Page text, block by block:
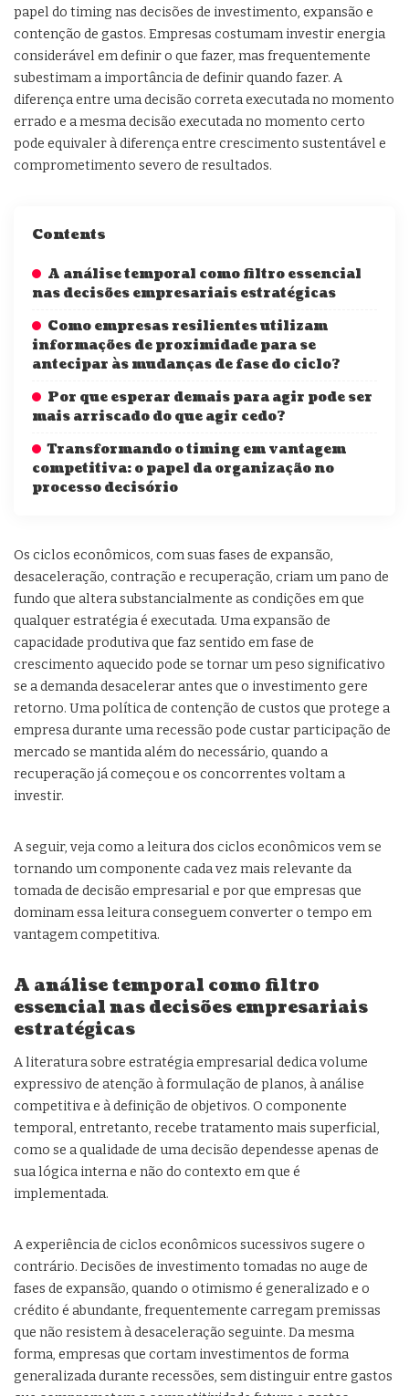
papel do timing nas decisões de investimento, expansão e
contenção de gastos. Empresas costumam investir energia
considerável em definir o que fazer, mas frequentemente
subestimam a importância de definir quando fazer. A
diferença entre uma decisão correta executada no momento
errado e a mesma decisão executada no momento certo
pode equivaler à diferença entre crescimento sustentável e
comprometimento severo de resultados.
Contents
A análise temporal como filtro essencial
nas decisões empresariais estratégicas
Como empresas resilientes utilizam
informações de proximidade para se
antecipar às mudanças de fase do ciclo?
Por que esperar demais para agir pode ser
mais arriscado do que agir cedo?
Transformando o timing em vantagem
competitiva: o papel da organização no
processo decisório
Os ciclos econômicos, com suas fases de expansão,
desaceleração, contração e recuperação, criam um pano de
fundo que altera substancialmente as condições em que
qualquer estratégia é executada. Uma expansão de
capacidade produtiva que faz sentido em fase de
crescimento aquecido pode se tornar um peso significativo
se a demanda desacelerar antes que o investimento gere
retorno. Uma política de contenção de custos que protege a
empresa durante uma recessão pode custar participação de
mercado se mantida além do necessário, quando a
recuperação já começou e os concorrentes voltam a
investir.
A seguir, veja como a leitura dos ciclos econômicos vem se
tornando um componente cada vez mais relevante da
tomada de decisão empresarial e por que empresas que
dominam essa leitura conseguem converter o tempo em
vantagem competitiva.
A análise temporal como filtro
essencial nas decisões empresariais
estratégicas
A literatura sobre estratégia empresarial dedica volume
expressivo de atenção à formulação de planos, à análise
competitiva e à definição de objetivos. O componente
temporal, entretanto, recebe tratamento mais superficial,
como se a qualidade de uma decisão dependesse apenas de
sua lógica interna e não do contexto em que é
implementada.
A experiência de ciclos econômicos sucessivos sugere o
contrário. Decisões de investimento tomadas no auge de
fases de expansão, quando o otimismo é generalizado e o
crédito é abundante, frequentemente carregam premissas
que não resistem à desaceleração seguinte. Da mesma
forma, empresas que cortam investimentos de forma
generalizada durante recessões, sem distinguir entre gastos